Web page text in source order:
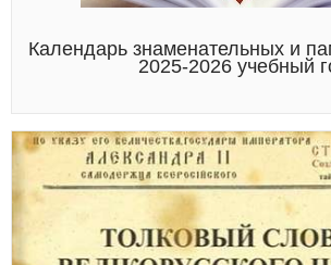
Календарь знаменательных и
2025-2026 учебный